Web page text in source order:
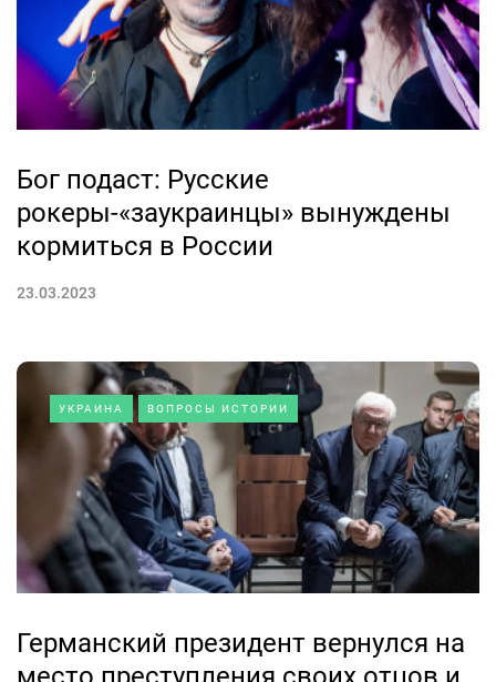
Бог подаст: Русские
рокеры-«заукраинцы» вынуждены
кормиться в России
23.03.2023
УКРАИНА ВОПРОСЫ ИСТОРИИ
Германский президент вернулся на